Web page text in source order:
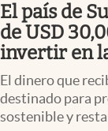
Pc y celular
Vida y estilo
Tv
Clima
El país de
de USD
invertir en
El dinero que
destinado para
sostenible y